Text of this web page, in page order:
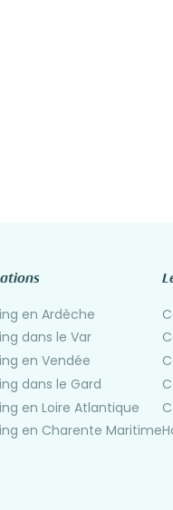
en Ardèche
dans le Var
en Vendée
dans le Gard
en Loire Atlantique
en Charente Maritime